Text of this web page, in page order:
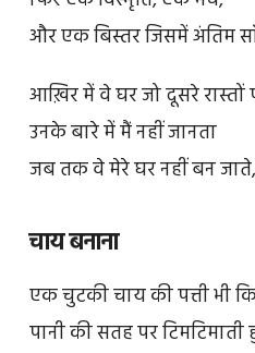
और एक बिस्तर जिसमें अंतिम
आख़िर में वे घर जो दूसरे रास्तों
उनके बारे में मैं नहीं जानता
जब तक वे मेरे घर नहीं बन
चाय बनाना
एक चुटकी चाय की पत्ती भी
पानी की सतह पर टिमटिमाती